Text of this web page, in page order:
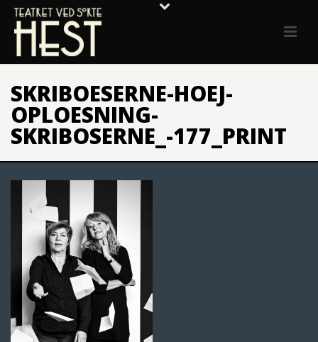
SKRIBOESERNE-HOEJ-
OPLOESNING-
SKRIBOSERNE_-177_PRINT